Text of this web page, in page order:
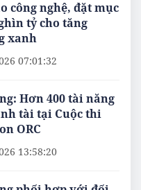
công nghệ, đặt mục
tỷ cho tăng
xanh
07:01:32
Hơn 400 tài năng
tài tại Cuộc thi
ORC
13:58:20